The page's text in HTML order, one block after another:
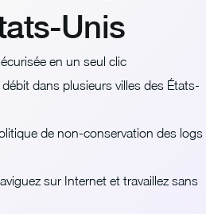
Unis
en un seul clic
dans plusieurs villes des États-
de non-conservation des logs
sur Internet et travaillez sans